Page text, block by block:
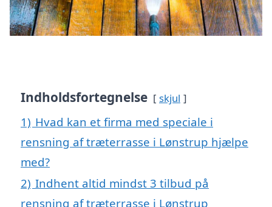
Indholdsfortegnelse skjul
1) Hvad kan et firma med speciale i
rensning af træterrasse i Lønstrup hjælpe
med?
2) Indhent altid mindst 3 tilbud på
rensning af træterrasse i Lønstrup